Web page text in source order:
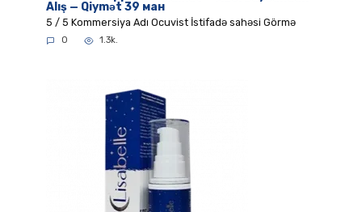
Alış — Qiymət 39 ман
5 / 5 Kommersiya Adı Ocuvist İstifadə sahəsi Görmə
0 1.3k.